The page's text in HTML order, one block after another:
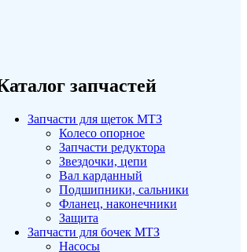
запчастей
Запчасти для щеток МТЗ
Колесо опорное
Запчасти редуктора
Звездочки, цепи
Вал карданный
Подшипники, сальники
Фланец, наконечники
Защита
Запчасти для бочек МТЗ
Насосы